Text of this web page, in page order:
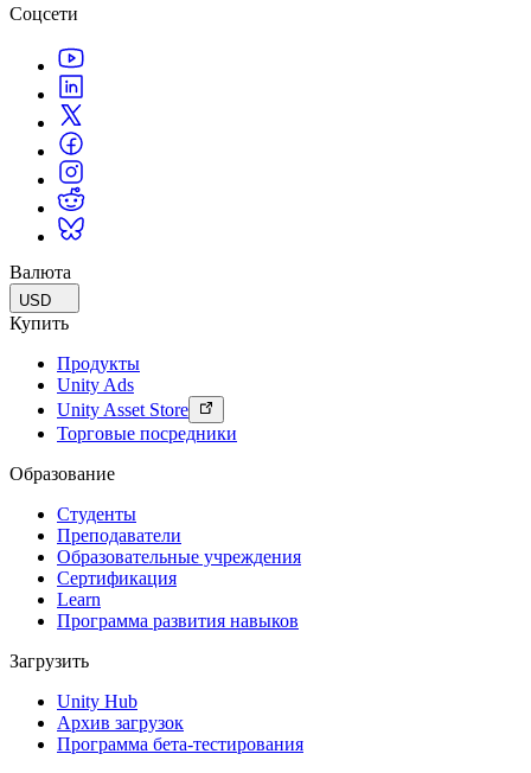
Соцсети
Валюта
USD
Купить
Продукты
Unity Ads
Unity Asset Store
Торговые посредники
Образование
Студенты
Преподаватели
Образовательные учреждения
Сертификация
Learn
Программа развития навыков
Загрузить
Unity Hub
Архив загрузок
Программа бета-тестирования